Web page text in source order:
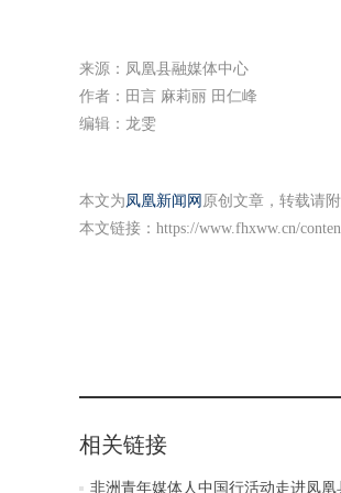
来源：凤凰县融媒体中心
作者：田言 麻莉丽 田仁峰
编辑：龙雯
本文为凤凰新闻网 原创文章，转载请
本文链接： https://www.fhxww.cn/
相关链接
非洲青年媒体人中国行活动走进凤凰